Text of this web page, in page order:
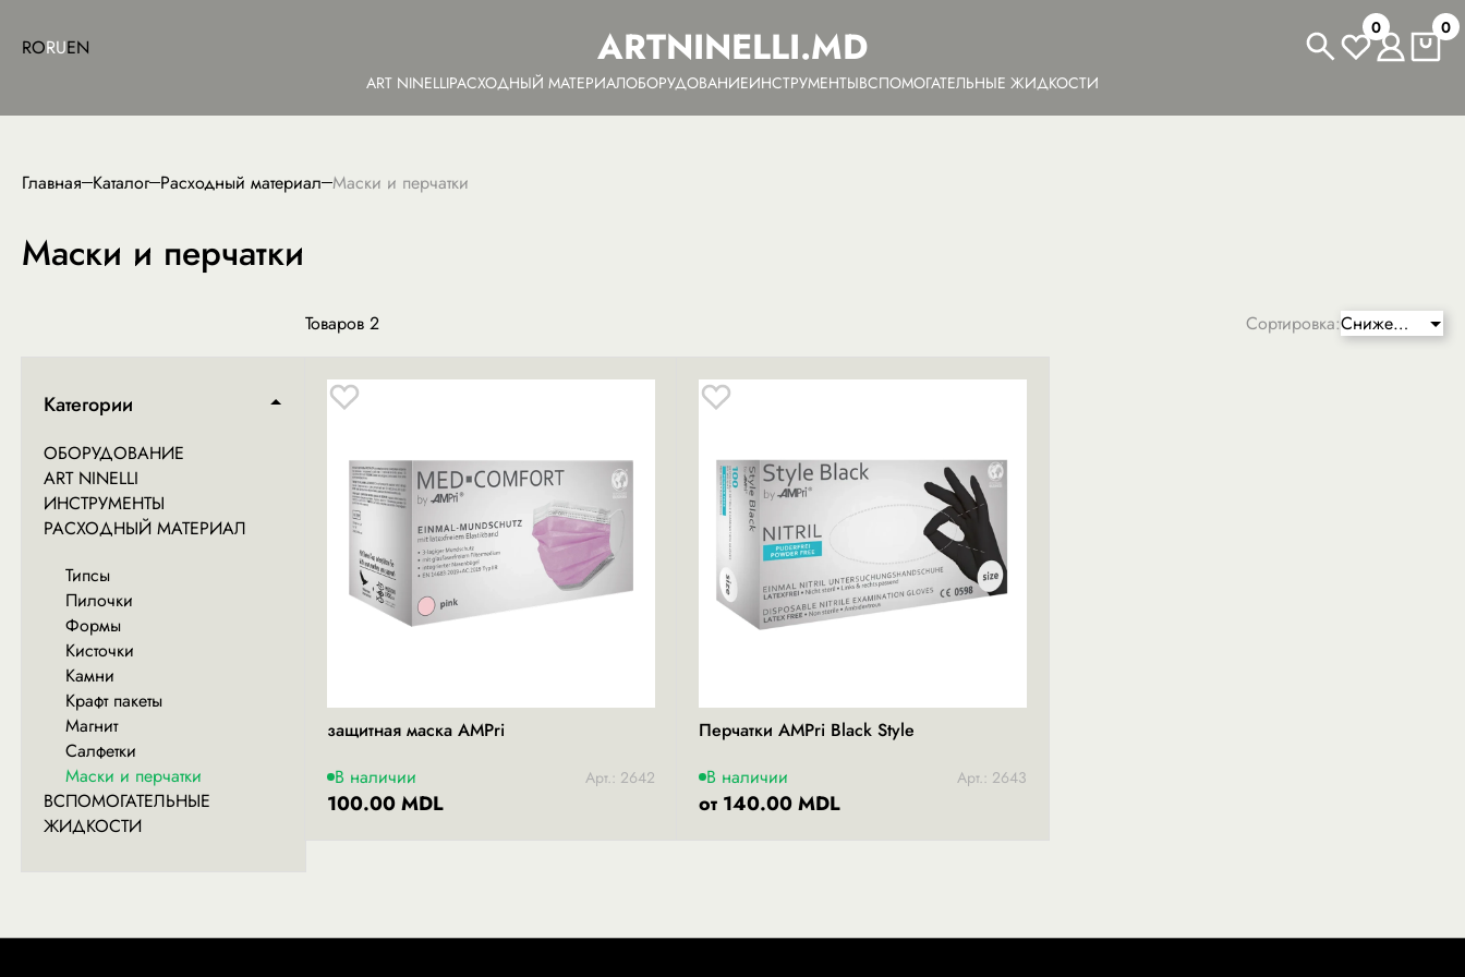
RORUEN ARTNINELLI.MD 0 0
ART NINELLIРАСХОДНЫЙ МАТЕРИАЛОБОРУДОВАНИЕИНСТРУМЕНТЫВСПОМОГАТЕЛЬНЫЕ ЖИДКОСТИ
Главная Каталог Расходный материал Маски и перчатки
Маски и перчатки
Товаров 2 Сортировка:Сниженная
цена
Категории
ОБОРУДОВАНИЕ
ART NINELLI
ИНСТРУМЕНТЫ
РАСХОДНЫЙ МАТЕРИАЛ
Типсы
Пилочки
Формы
Кисточки
Камни
Крафт пакеты
Магнит
Салфетки
Маски и перчатки
ВСПОМОГАТЕЛЬНЫЕ
ЖИДКОСТИ
защитная маска AMPri
В наличии
Арт.: 2642
100.00 MDL
Перчатки AMPri Black Style
В наличии
Арт.: 2643
от 140.00 MDL